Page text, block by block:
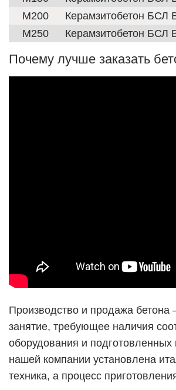
М200
Керамзитобетон БСЛ
М250
Керамзитобетон БСЛ
Почему лучше заказать
Производство и продажа бетона
занятие, требующее наличия
оборудования и подготовленных
нашей компании установлена
техника, а процесс